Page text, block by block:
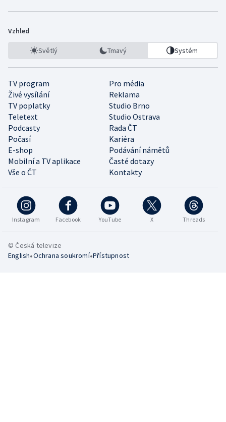
Vzhled
Světlý Tmavý Systém
TV program
Pro média
Živé vysílání
Reklama
TV poplatky
Studio Brno
Teletext
Studio Ostrava
Podcasty
Rada ČT
Počasí
Kariéra
E-shop
Podávání námětů
Mobilní a TV aplikace
Časté dotazy
Vše o ČT
Kontakty
Instagram Facebook YouTube X Threads
© Česká televize
English•Ochrana soukromí•Přístupnost